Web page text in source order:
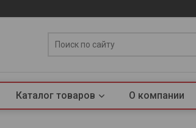
Каталог товаров О компании